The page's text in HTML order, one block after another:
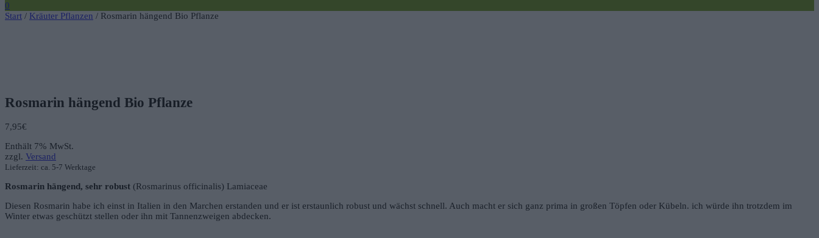
0
Start / Kräuter Pflanzen / Rosmarin hängend Bio Pflanze
Rosmarin hängend Bio Pflanze
7,95€
Enthält 7% MwSt.
zzgl. Versand
Lieferzeit: ca. 5-7 Werktage
Rosmarin hängend, sehr robust (Rosmarinus officinalis) Lamiaceae
Diesen Rosmarin habe ich einst in Italien in den Marchen erstanden und er ist erstaunlich robust und wächst schnell. Auch macht er sich ganz prima in großen Töpfen oder Kübeln. ich würde ihn trotzdem im
Winter etwas geschützt stellen oder ihn mit Tannenzweigen abdecken.